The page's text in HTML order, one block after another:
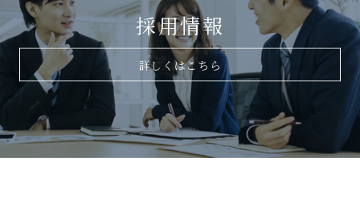
採用情報
詳しくはこちら